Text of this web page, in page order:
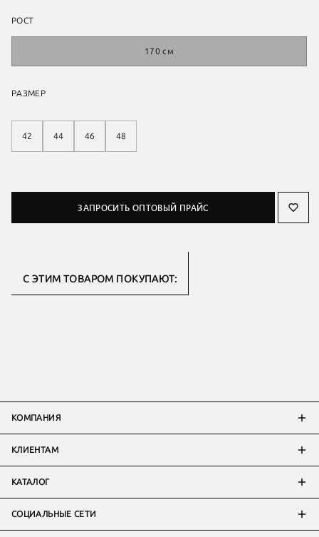
РОСТ
170 см
РАЗМЕР
42 44 46 48
ЗАПРОСИТЬ ОПТОВЫЙ ПРАЙС
С ЭТИМ ТОВАРОМ ПОКУПАЮТ:
КОМПАНИЯ
КЛИЕНТАМ
КАТАЛОГ
СОЦИАЛЬНЫЕ СЕТИ